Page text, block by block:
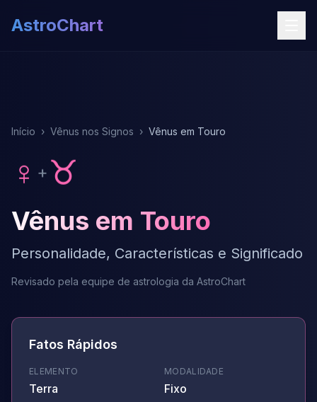
AstroChart
Início › Vênus nos Signos › Vênus em Touro
♀ + ♉
Vênus em Touro
Personalidade, Características e Significado
Revisado pela equipe de astrologia da AstroChart
Fatos Rápidos
ELEMENTO
Terra
MODALIDADE
Fixo